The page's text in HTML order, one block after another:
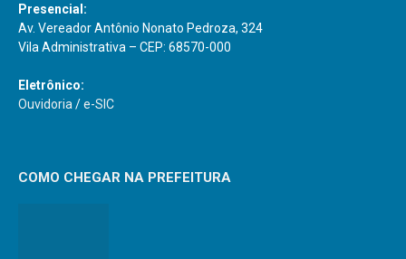
Presencial:
Av. Vereador Antônio Nonato Pedroza, 324
Vila Administrativa – CEP: 68570-000
Eletrônico:
Ouvidoria /e-SIC
COMO CHEGAR NA PREFEITURA